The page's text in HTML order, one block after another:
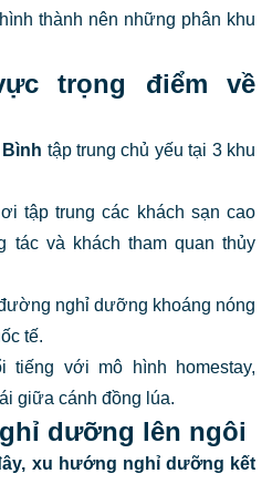
thành nên những phân khu
trọng điểm về
tập trung chủ yếu tại 3 khu
tập trung các khách sạn cao
tác và khách tham quan thủy
nghỉ dưỡng khoáng nóng
tế.
tiếng với mô hình homestay,
giữa cánh đồng lúa.
dưỡng lên ngôi
xu hướng nghỉ dưỡng kết